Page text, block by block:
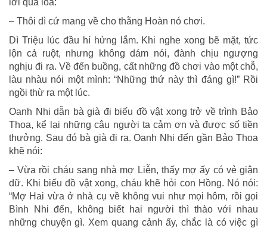
– Thôi dì cứ mang về cho thằng Hoàn nó chơi.
Dì Triệu lúc đầu hí hửng lắm. Khi nghe xong bẽ mặt, tức
lộn cả ruột, nhưng không dám nói, đành chịu ngượng
nghịu đi ra. Về đến buồng, cất những đồ chơi vào một chỗ,
làu nhàu nói một mình: “Những thứ này thì đáng gì!” Rồi
ngồi thừ ra một lúc.
Oanh Nhi dẫn bà già đi biếu đồ vật xong trở về trình Bảo
Thoa, kể lại những câu người ta cảm ơn và được số tiền
thưởng. Sau đó bà già đi ra. Oanh Nhi đến gần Bảo Thoa
khẽ nói:
– Vừa rồi cháu sang nhà mợ Liễn, thấy mợ ấy có vẻ giận
dữ. Khi biếu đồ vật xong, cháu khẽ hỏi con Hồng. Nó nói:
“Mợ Hai vừa ở nhà cụ về không vui như mọi hôm, rồi gọi
Bình Nhi đến, không biết hai người thì thào với nhau
những chuyện gì. Xem quang cảnh ấy, chắc là có việc gì